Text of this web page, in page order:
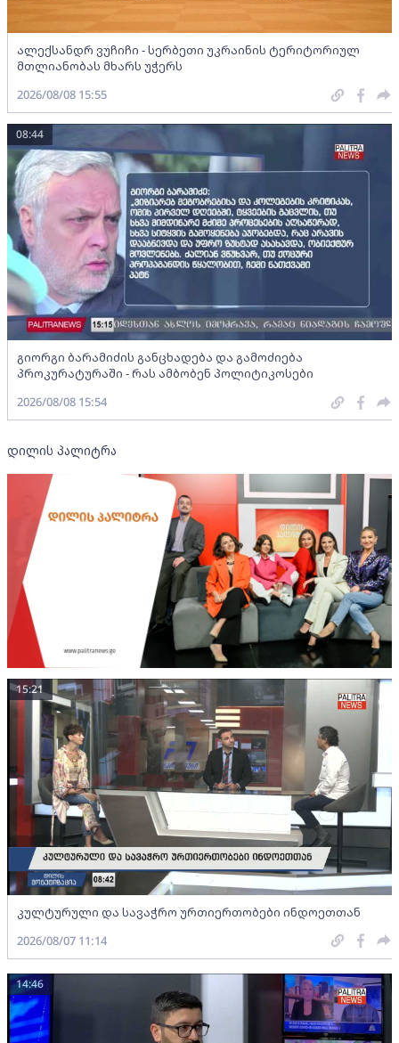
ალექსანდრ ვუჩიჩი - სერბეთი უკრაინის ტერიტორიულ
მთლიანობას მხარს უჭერს
2026/08/08 15:55
გიორგი ბარამიძის განცხადება და გამოძიება
პროკურატურაში - რას ამბობენ პოლიტიკოსები
08:44
2026/08/08 15:54
დილის პალიტრა
კულტურული და სავაჭრო ურთიერთობები ინდოეთთან
15:21
2026/08/07 11:14
14:46